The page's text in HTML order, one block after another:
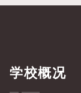
学校概况